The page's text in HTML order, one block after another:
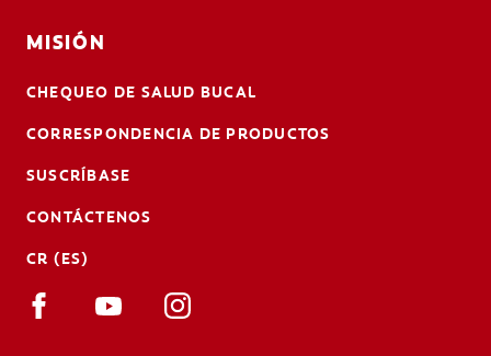
MISIÓN
CHEQUEO DE SALUD BUCAL
CORRESPONDENCIA DE PRODUCTOS
SUSCRÍBASE
CONTÁCTENOS
CR (ES)